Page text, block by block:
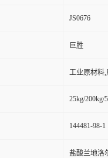
JS0676
巨胜
工业原材料
25kg/200kg/
144481-98-1
盐酸兰地洛